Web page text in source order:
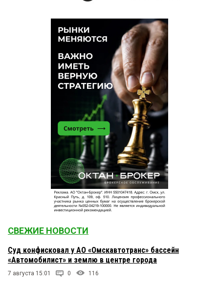
СВЕЖИЕ НОВОСТИ
Суд конфисковал у АО «Омскавтотранс» бассейн
«Автомобилист» и землю в центре города
7 августа 15:01 0 116